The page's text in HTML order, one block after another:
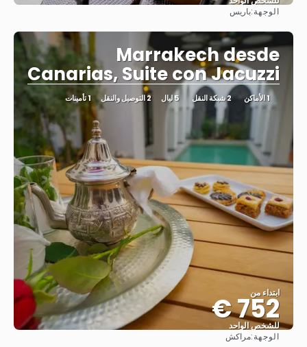
الوجهة:باريس
Marrakech desde
Canarias, Suite con Jacuzzi
1 الأماكن 2 شبكة النقل 5 ليال 2 التوصيل والنقل 1 تأمينات
ابتداء من
752 €
للشخص الواحد
الوجهة:مراكش